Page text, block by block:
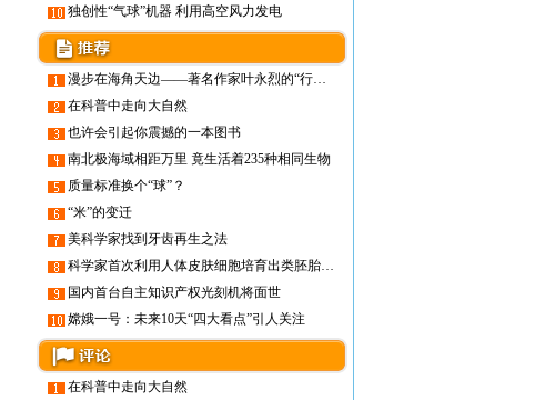
独创性“气球”机器 利用高空风力发电
漫步在海角天边——著名作家叶永烈的“行走文学”之旅
在科普中走向大自然
也许会引起你震撼的一本图书
南北极海域相距万里 竟生活着235种相同生物
质量标准换个“球”？
“米”的变迁
美科学家找到牙齿再生之法
科学家首次利用人体皮肤细胞培育出类胚胎干细胞
国内首台自主知识产权光刻机将面世
嫦娥一号：未来10天“四大看点”引人关注
在科普中走向大自然